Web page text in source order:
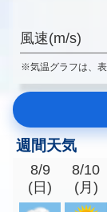
風速(m/s)
※気温グラフは、表
週間天気
8/9
(日)
8/10
(月)